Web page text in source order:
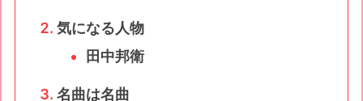
気になる人物
田中邦衛
名曲は名曲